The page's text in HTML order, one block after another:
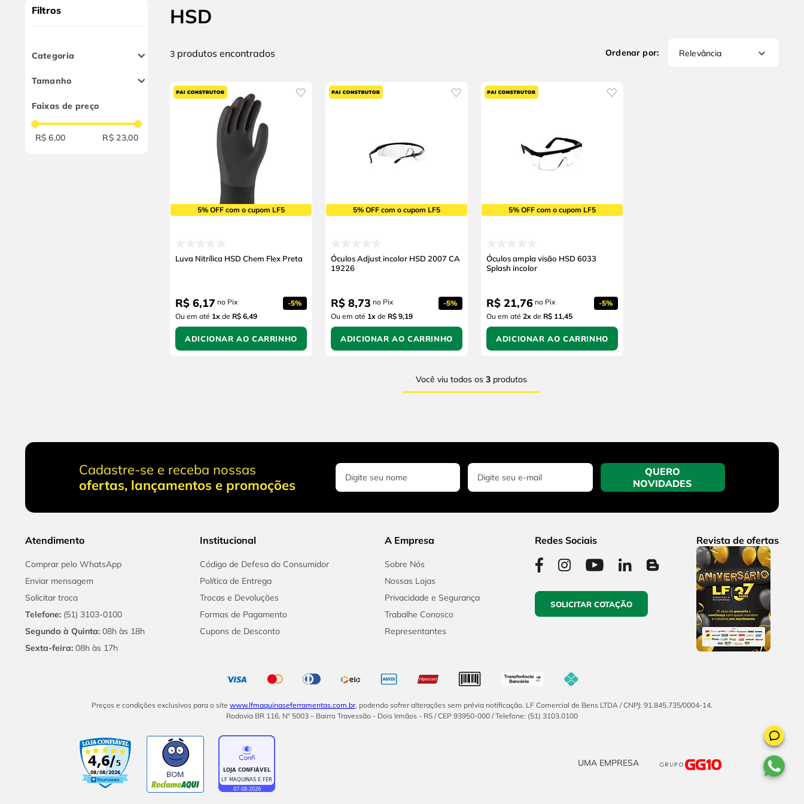
Filtros
Categoria
Luvas
Tamanho
Faixas de preço
R$ 6,00 R$ 23,00
HSD
3 produtos Relevância
5% OFF com o cupom LF5
Luva Nitrílica HSD Chem Flex Preta
R$ 6,17 no Pix -5%
Ou em até 1x de R$ 6,49
ADICIONAR AO CARRINHO
5% OFF com o cupom LF5
Óculos Adjust incolor HSD 2007 CA
19226
R$ 8,73 no Pix -5%
Ou em até 1x de R$ 9,19
ADICIONAR AO CARRINHO
5% OFF com o cupom LF5
Óculos ampla visão HSD 6033
Splash incolor
R$ 21,76 no Pix -5%
Ou em até 2x de R$ 11,45
ADICIONAR AO CARRINHO
Você viu todos os 3produtos
Cadastre-se e receba nossas
ofertas, lançamentos e promoções
QUERO
NOVIDADES
Atendimento
Comprar pelo WhatsApp
Enviar mensagem
Solicitar troca
Telefone: (51) 3103-0100
Segunda à Quinta: 08h às 18h
Sexta-feira: 08h às 17h
Institucional
Código de Defesa do Consumidor
Política de Entrega
Trocas e Devoluções
Formas de Pagamento
Cupons de Desconto
A Empresa
Sobre Nós
Nossas Lojas
Privacidade e Segurança
Trabalhe Conosco
Representantes
Redes Sociais
SOLICITAR COTAÇÃO
Revista de ofertas
Preços e condições exclusivos para o site www.lfmaquinaseferramentas.com.br, podendo sofrer alterações sem prévia notificação. LF Comercial de Bens LTDA / CNPJ: 91.845.735/0004-14.
Rodovia BR 116, Nº 5003 – Bairro Travessão - Dois Irmãos - RS / CEP 93950-000 / Telefone: (51) 3103.0100
BOM
UMA EMPRESA